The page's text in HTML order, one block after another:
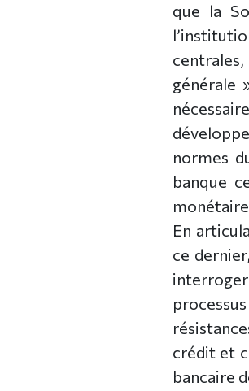
que la
générale
normes
banque
En
ce
crédit et
bancaire